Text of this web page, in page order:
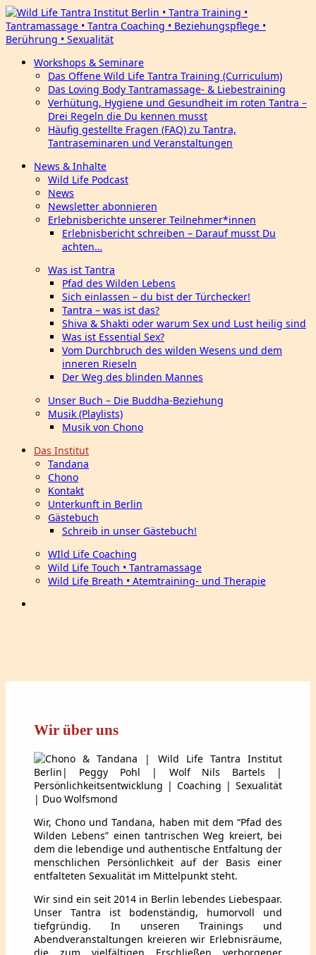
Workshops & Seminare
Das Offene Wild Life Tantra Training (Curriculum)
Das Loving Body Tantramassage- & Liebestraining
Verhütung, Hygiene und Gesundheit im roten Tantra –
Drei Regeln die Du kennen musst
Häufig gestellte Fragen (FAQ) zu Tantra,
Tantraseminaren und Veranstaltungen
News & Inhalte
Wild Life Podcast
News
Newsletter abonnieren
Erlebnisberichte unserer Teilnehmer*innen
Erlebnisbericht schreiben – Darauf musst Du
achten…
Was ist Tantra
Pfad des Wilden Lebens
Sich einlassen – du bist der Türchecker!
Tantra – was ist das?
Shiva & Shakti oder warum Sex und Lust heilig sind
Was ist Essential Sex?
Vom Durchbruch des wilden Wesens und dem
inneren Rieseln
Der Weg des blinden Mannes
Unser Buch – Die Buddha-Beziehung
Musik (Playlists)
Musik von Chono
Das Institut
Tandana
Chono
Kontakt
Unterkunft in Berlin
Gästebuch
Schreib in unser Gästebuch!
WIld Life Coaching
Wild Life Touch • Tantramassage
Wild Life Breath • Atemtraining- und Therapie
Wir über uns
Wir, Chono und Tandana, haben mit dem “Pfad des
Wilden Lebens” einen tantrischen Weg kreiert, bei
dem die lebendige und authentische Entfaltung der
menschlichen Persönlichkeit auf der Basis einer
entfalteten Sexualität im Mittelpunkt steht.
Wir sind ein seit 2014 in Berlin lebendes Liebespaar.
Unser Tantra ist bodenständig, humorvoll und
tiefgründig. In unseren Trainings und
Abendveranstaltungen kreieren wir Erlebnisräume,